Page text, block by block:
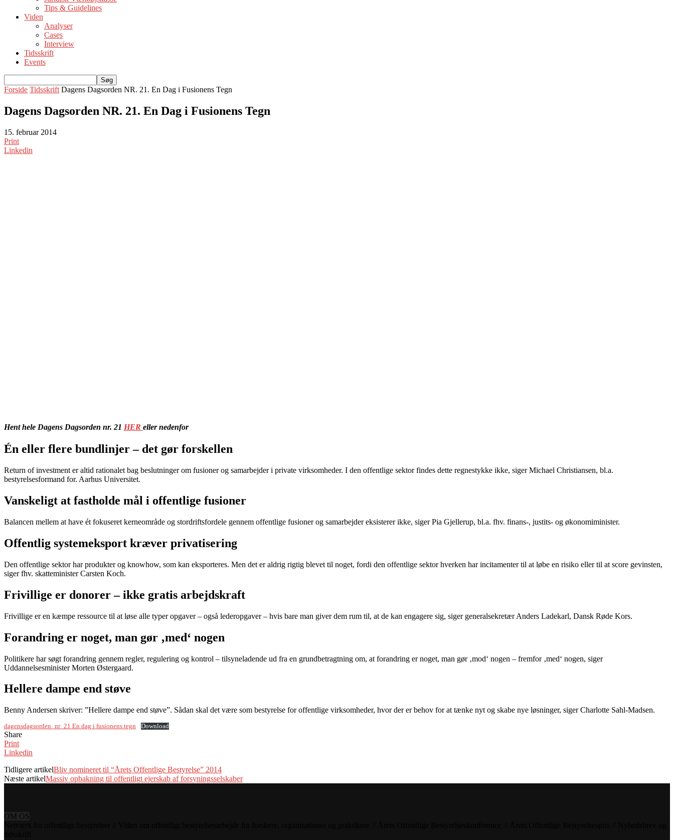
Tips & Guidelines
Viden
Analyser
Cases
Interview
Tidsskrift
Events
Forside Tidsskrift Dagens Dagsorden NR. 21. En Dag i Fusionens Tegn
Dagens Dagsorden NR. 21. En Dag i Fusionens Tegn
15. februar 2014
Print
Linkedin
Hent hele Dagens Dagsorden nr. 21 HER eller nedenfor
Én eller flere bundlinjer – det gør forskellen
Return of investment er altid rationalet bag beslutninger om fusioner og samarbejder i private virksomheder. I den offentlige sektor findes dette regnestykke ikke, siger Michael Christiansen, bl.a.
bestyrelsesformand for. Aarhus Universitet.
Vanskeligt at fastholde mål i offentlige fusioner
Balancen mellem at have ét fokuseret kerneområde og stordriftsfordele gennem offentlige fusioner og samarbejder eksisterer ikke, siger Pia Gjellerup, bl.a. fhv. finans-, justits- og økonomiminister.
Offentlig systemeksport kræver privatisering
Den offentlige sektor har produkter og knowhow, som kan eksporteres. Men det er aldrig rigtig blevet til noget, fordi den offentlige sektor hverken har incitamenter til at løbe en risiko eller til at score gevinsten,
siger fhv. skatteminister Carsten Koch.
Frivillige er donorer – ikke gratis arbejdskraft
Frivillige er en kæmpe ressource til at løse alle typer opgaver – også lederopgaver – hvis bare man giver dem rum til, at de kan engagere sig, siger generalsekretær Anders Ladekarl, Dansk Røde Kors.
Forandring er noget, man gør ‚med‘ nogen
Politikere har søgt forandring gennem regler, regulering og kontrol – tilsyneladende ud fra en grundbetragtning om, at forandring er noget, man gør ‚mod‘ nogen – fremfor ‚med‘ nogen, siger
Uddannelsesminister Morten Østergaard.
Hellere dampe end støve
Benny Andersen skriver: ”Hellere dampe end støve”. Sådan skal det være som bestyrelse for offentlige virksomheder, hvor der er behov for at tænke nyt og skabe nye løsninger, siger Charlotte Sahl-Madsen.
dagensdagsorden_nr_21 En dag i fusionens tegn Download
Share
Print
Linkedin
Tidligere artikelBliv nomineret til “Årets Offentlige Bestyrelse” 2014
Næste artikelMassiv opbakning til offentligt ejerskab af forsyningsselskaber
OM OS